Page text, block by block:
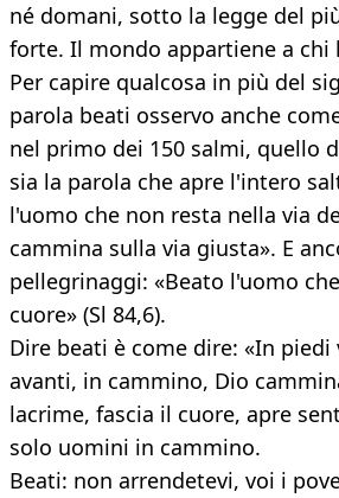
né domani, sotto la legge del
forte. Il mondo appartiene a chi
Per capire qualcosa in più del
parola beati osservo anche
nel primo dei 150 salmi, quello
sia la parola che apre l'intero
l'uomo che non resta nella via
cammina sulla via giusta». E
pellegrinaggi: «Beato l'uomo
cuore» (Sl 84,6).
Dire beati è come dire: «In piedi
avanti, in cammino, Dio
lacrime, fascia il cuore, apre
solo uomini in cammino.
Beati: non arrendetevi, voi i